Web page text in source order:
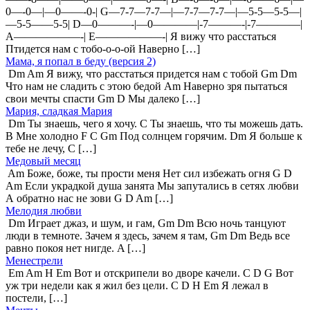
0—-0—|—0——-0-| G—7-7—7-7—|—7-7—7-7—|—5-5—5-5—|
—5-5——5-5| D—0———-|—0————|-7———-|-7————|
A——————-| E——————-| Я вижу что расстаться
Птидется нам с тобо-о-о-ой Наверно […]
Мама, я попал в беду (версия 2)
Dm Am Я вижу, что расстаться придется нам с тобой Gm Dm
Что нам не сладить с этою бедой Am Наверно зря пытаться
свои мечты спасти Gm D Мы далеко […]
Мария, сладкая Мария
Dm Ты знаешь, чего я хочу. C Ты знаешь, что ты можешь дать.
B Мне холодно F C Gm Под солнцем горячим. Dm Я больше к
тебе не лечу, C […]
Медовый месяц
Am Боже, боже, ты прости меня Нет сил избежать огня G D
Am Если украдкой душа занята Мы запутались в сетях любви
А обратно нас не зови G D Am […]
Мелодия любви
Dm Играет джаз, и шум, и гам, Gm Dm Всю ночь танцуют
люди в темноте. Зачем я здесь, зачем я там, Gm Dm Ведь все
равно покоя нет нигде. A […]
Менестрели
Em Am Н Em Вот и отскрипели во дворе качели. C D G Вот
уж три недели как я жил без цели. C D Н Em Я лежал в
постели, […]